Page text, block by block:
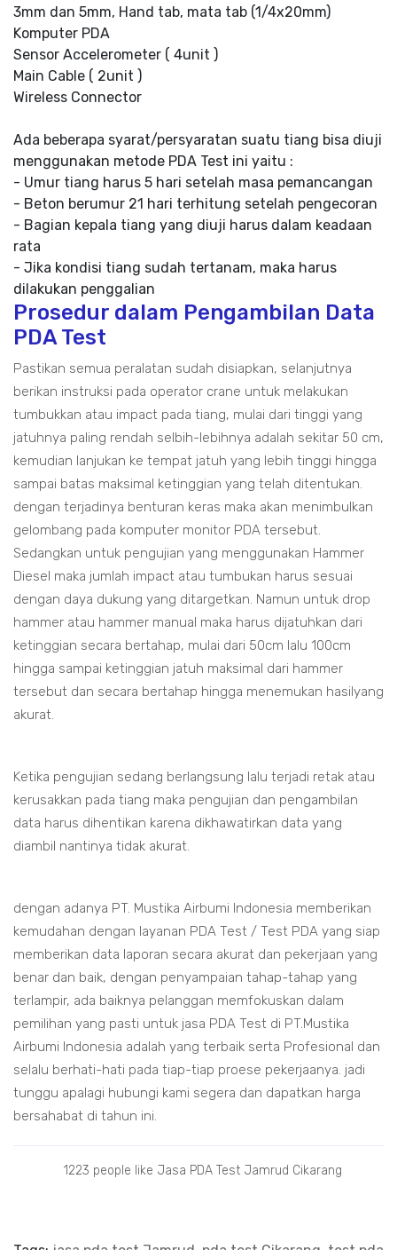
3mm dan 5mm, Hand tab, mata tab (1/4x20mm)
Komputer PDA
Sensor Accelerometer ( 4unit )
Main Cable ( 2unit )
Wireless Connector
Ada beberapa syarat/persyaratan suatu tiang bisa diuji
menggunakan metode PDA Test ini yaitu :
- Umur tiang harus 5 hari setelah masa pemancangan
- Beton berumur 21 hari terhitung setelah pengecoran
- Bagian kepala tiang yang diuji harus dalam keadaan
rata
- Jika kondisi tiang sudah tertanam, maka harus
dilakukan penggalian
Prosedur dalam Pengambilan Data
PDA Test
Pastikan semua peralatan sudah disiapkan, selanjutnya
berikan instruksi pada operator crane untuk melakukan
tumbukkan atau impact pada tiang, mulai dari tinggi yang
jatuhnya paling rendah selbih-lebihnya adalah sekitar 50 cm,
kemudian lanjukan ke tempat jatuh yang lebih tinggi hingga
sampai batas maksimal ketinggian yang telah ditentukan.
dengan terjadinya benturan keras maka akan menimbulkan
gelombang pada komputer monitor PDA tersebut.
Sedangkan untuk pengujian yang menggunakan Hammer
Diesel maka jumlah impact atau tumbukan harus sesuai
dengan daya dukung yang ditargetkan. Namun untuk drop
hammer atau hammer manual maka harus dijatuhkan dari
ketinggian secara bertahap, mulai dari 50cm lalu 100cm
hingga sampai ketinggian jatuh maksimal dari hammer
tersebut dan secara bertahap hingga menemukan hasilyang
akurat.
Ketika pengujian sedang berlangsung lalu terjadi retak atau
kerusakkan pada tiang maka pengujian dan pengambilan
data harus dihentikan karena dikhawatirkan data yang
diambil nantinya tidak akurat.
dengan adanya PT. Mustika Airbumi Indonesia memberikan
kemudahan dengan layanan PDA Test / Test PDA yang siap
memberikan data laporan secara akurat dan pekerjaan yang
benar dan baik, dengan penyampaian tahap-tahap yang
terlampir, ada baiknya pelanggan memfokuskan dalam
pemilihan yang pasti untuk jasa PDA Test di PT.Mustika
Airbumi Indonesia adalah yang terbaik serta Profesional dan
selalu berhati-hati pada tiap-tiap proese pekerjaanya. jadi
tunggu apalagi hubungi kami segera dan dapatkan harga
bersahabat di tahun ini.
1223 people like Jasa PDA Test Jamrud Cikarang